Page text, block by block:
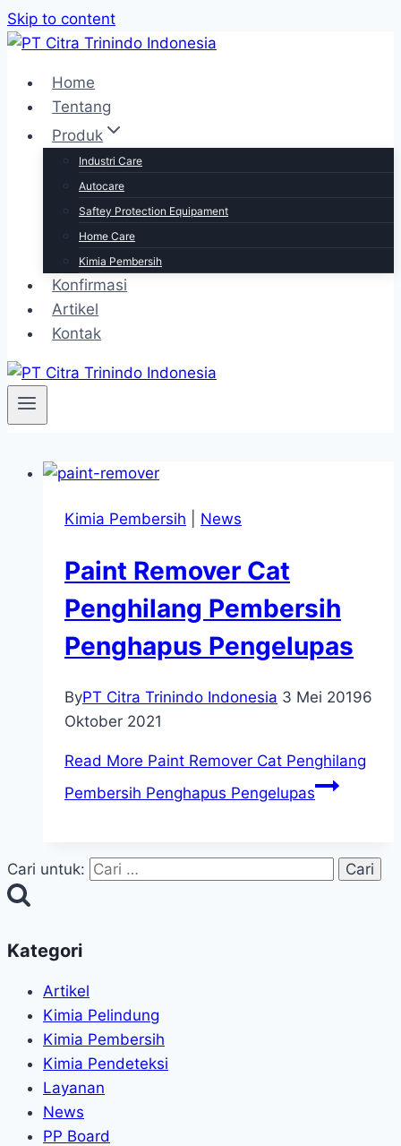
Skip to content
Home
Tentang
Produk
Industri Care
Autocare
Saftey Protection Equipament
Home Care
Kimia Pembersih
Konfirmasi
Artikel
Kontak
Kimia Pembersih News
Paint Remover Cat
Penghilang Pembersih
Penghapus Pengelupas
ByPT Citra Trinindo Indonesia 3 Mei 20196
Oktober 2021
Read More Paint Remover Cat Penghilang
Pembersih Penghapus Pengelupas
Cari untuk:
Kategori
Artikel
Kimia Pelindung
Kimia Pembersih
Kimia Pendeteksi
Layanan
News
PP Board